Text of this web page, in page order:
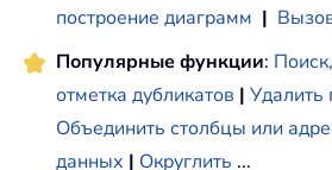
построение диаграмм |
Популярные функции:
отметка дубликатов | Удалить
Объединить столбцы или
данных | Округлить ...